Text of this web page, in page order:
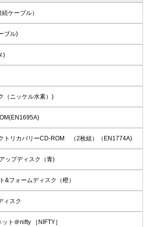
ケーブル）
ブル)
)
（ニッケル水素）)
トリカバリーCD-ROM （2枚組）（EN1774A)
ップディスク（青)
&フォームディスク（橙）
ィスク
ト＠nifty ［NIFTY］